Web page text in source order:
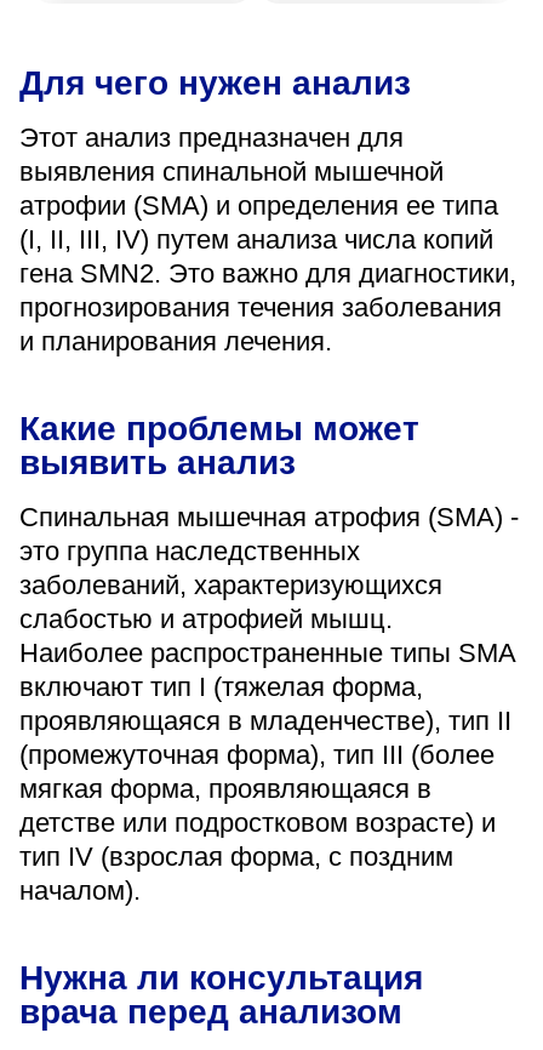
399000, г. Липецк, Плехановское лесничество,
Понедельник — четверг
08:00–16:45
перерыв 12:00–12:30
Пятница
08:00–15:45
перерыв 12:00–12:30
Администратор
+7 (4742) 72-73-31
Версия для слабовидящих
Для чего нужен анализ
Этот анализ предназначен для
выявления спинальной мышечной
атрофии (SMA) и определения ее типа
(I, II, III, IV) путем анализа числа копий
гена SMN2. Это важно для диагностики,
прогнозирования течения заболевания
и планирования лечения.
Какие проблемы может
выявить анализ
Спинальная мышечная атрофия (SMA) -
это группа наследственных
заболеваний, характеризующихся
слабостью и атрофией мышц.
Наиболее распространенные типы SMA
включают тип I (тяжелая форма,
проявляющаяся в младенчестве), тип II
(промежуточная форма), тип III (более
мягкая форма, проявляющаяся в
детстве или подростковом возрасте) и
тип IV (взрослая форма, с поздним
началом).
Нужна ли консультация
врача перед анализом